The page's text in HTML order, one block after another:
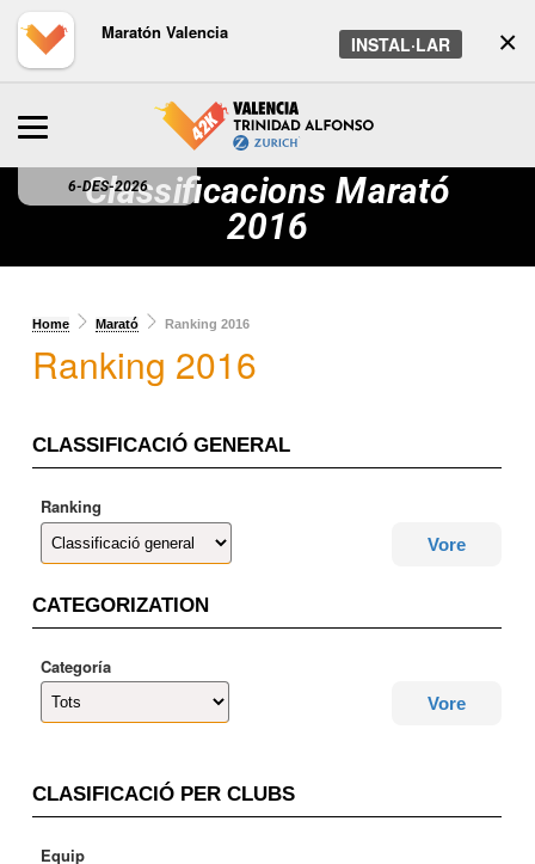
×
Maratón Valencia
INSTAL·LAR
6-DES-2026
Classificacions Marató
2016